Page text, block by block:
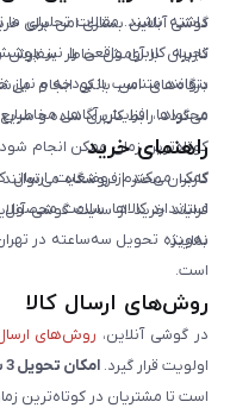
داشته باشند. مقالات تحلیلی
تجربه کاربری واقعی را نیز
بتوانند متناسب با بودجه و
محتواها، افزایش آگاهی
گوشی آنلاین بستری امن برای
کاربران با آرامش خاطر
درگاه‌های امن بانکی انجام
می‌گردد. رابط کاربری ساده و
کوتاه‌ترین زمان ممکن انجام
کمک می‌کند از وضعیت ارسال
استاندارد کالاها، سلامت
به‌ویژه تحویل سه‌ساعته در
است.
راهنمای خرید
کاربران محترم فروشگاه
فرایند خرید از سایت گوشی
نمایند.
روش‌های ارسال کالا
در گوشی آنلاین، روش‌های ارسال
اولویت قرار گیرد. امکان تحویل 3 ساعته
است تا مشتریان در کوتاه‌ترین